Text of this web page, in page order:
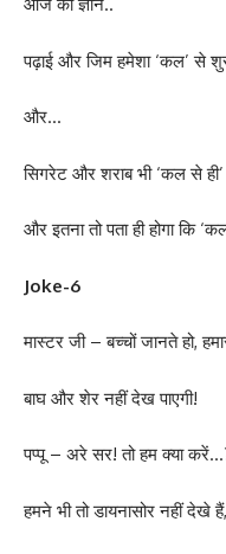
आज का ज्ञान..
पढ़ाई और जिम हमेशा ‘कल’ से
और…
सिगरेट और शराब भी ‘कल से ही’
और इतना तो पता ही होगा कि
Joke-6
मास्टर जी – बच्चों जानते हो,
बाघ और शेर नहीं देख पाएगी!
पप्पू – अरे सर! तो हम क्या
हमने भी तो डायनासोर नहीं देखे हैं,